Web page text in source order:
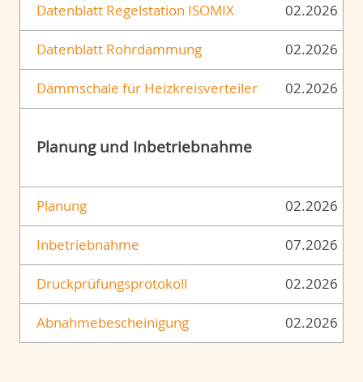
Datenblatt Regelstation ISOMIX 02.2026
Datenblatt Rohrdämmung 02.2026
Dämmschale für Heizkreisverteiler 02.2026
Planung und Inbetriebnahme
Planung 02.2026
Inbetriebnahme 07.2026
Druckprüfungsprotokoll 02.2026
Abnahmebescheinigung 02.2026